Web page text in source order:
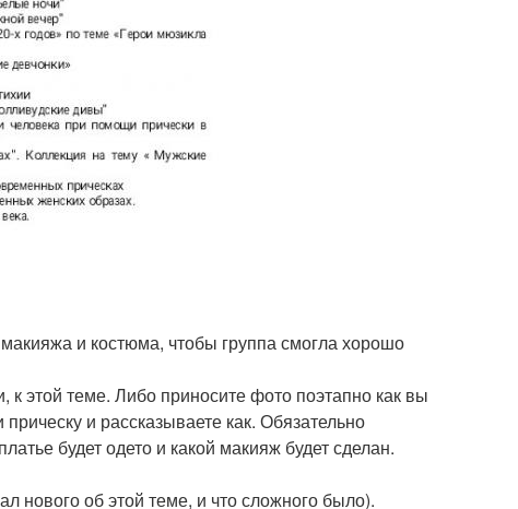
и костюма, чтобы группа смогла хорошо
этой теме. Либо приносите фото поэтапно как вы
и рассказываете как. Обязательно
будет одето и какой макияж будет сделан.
нового об этой теме, и что сложного было).